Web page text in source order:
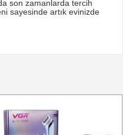
son zamanlarda tercih
sayesinde artık evinizde